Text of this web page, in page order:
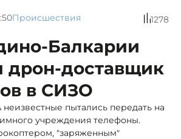
Происшествия 1278
Балкарии
дрон-доставщик
в СИЗО
пытались передать на
учреждения телефоны.
"заряженным"